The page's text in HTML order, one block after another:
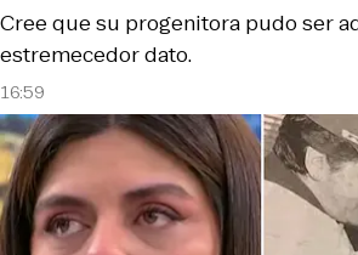
16:59
Cree que su progenitora pudo ser
estremecedor dato.